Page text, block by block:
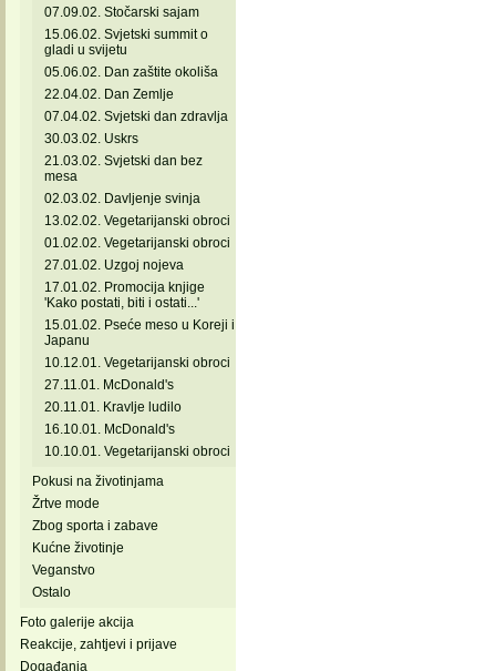
07.09.02. Stočarski sajam
15.06.02. Svjetski summit o
gladi u svijetu
05.06.02. Dan zaštite okoliša
22.04.02. Dan Zemlje
07.04.02. Svjetski dan zdravlja
30.03.02. Uskrs
21.03.02. Svjetski dan bez
mesa
02.03.02. Davljenje svinja
13.02.02. Vegetarijanski obroci
01.02.02. Vegetarijanski obroci
27.01.02. Uzgoj nojeva
17.01.02. Promocija knjige
'Kako postati, biti i ostati...'
15.01.02. Pseće meso u Koreji i
Japanu
10.12.01. Vegetarijanski obroci
27.11.01. McDonald's
20.11.01. Kravlje ludilo
16.10.01. McDonald's
10.10.01. Vegetarijanski obroci
Pokusi na životinjama
Žrtve mode
Zbog sporta i zabave
Kućne životinje
Veganstvo
Ostalo
Foto galerije akcija
Reakcije, zahtjevi i prijave
Događanja